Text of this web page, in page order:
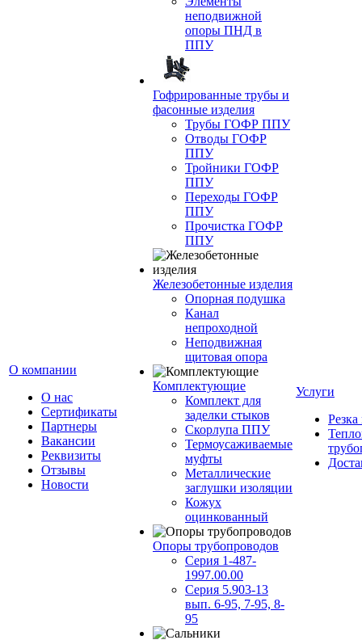
О компании
О нас
Сертификаты
Партнеры
Вакансии
Реквизиты
Отзывы
Новости
неподвижной
опоры ПНД в
ППУ
Гофрированные трубы и
фасонные изделия
Трубы ГОФР ППУ
Отводы ГОФР
ППУ
Тройники ГОФР
ППУ
Переходы ГОФР
ППУ
Прочистка ГОФР
ППУ
Железобетонные изделия
Опорная подушка
Канал
непроходной
Неподвижная
щитовая опора
Комплектующие
Комплект для
заделки стыков
Скорлупа ППУ
Термоусаживаемые
муфты
Металлические
заглушки изоляции
Кожух
оцинкованный
Опоры трубопроводов
Серия 1-487-
1997.00.00
Серия 5.903-13
вып. 6-95, 7-95, 8-
95
Услуги
Резка